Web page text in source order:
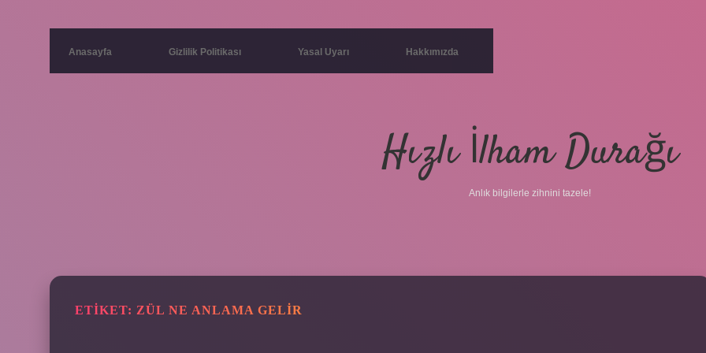
Anasayfa Gizlilik Politikası Yasal Uyarı Hakkımızda
Hızlı İlham Durağı
Anlık bilgilerle zihnini tazele!
ETIKET: ZÜL NE ANLAMA GELIR